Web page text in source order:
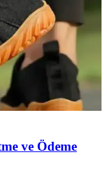
ve Ödeme